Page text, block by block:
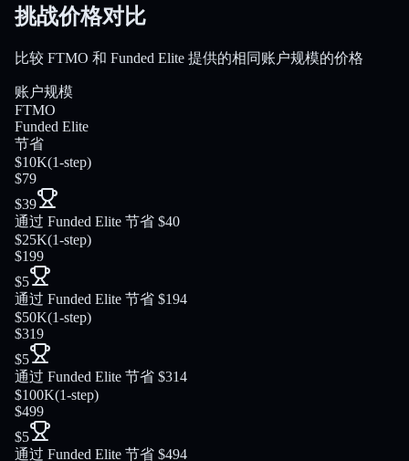
挑战价格对比
比较 FTMO 和 Funded Elite 提供的相同账户规模的价格
账户规模
FTMO
Funded Elite
节省
$10K(1-step)
$79
$39
通过 Funded Elite 节省 $40
$25K(1-step)
$199
$5
通过 Funded Elite 节省 $194
$50K(1-step)
$319
$5
通过 Funded Elite 节省 $314
$100K(1-step)
$499
$5
通过 Funded Elite 节省 $494